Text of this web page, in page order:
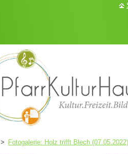
> Fotogalerie: Holz trifft Blech (07.05.2022)